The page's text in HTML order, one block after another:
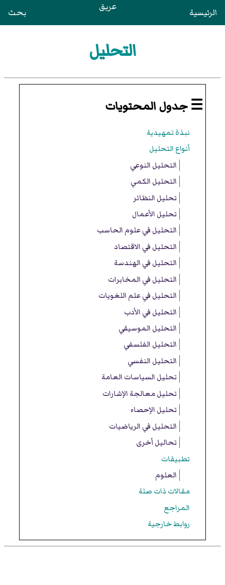
الرئيسية عريق بحث
التحليل
☰ جدول المحتويات
نبذة تمهيدية
أنواع التحليل
التحليل النوعي
التحليل الكمي
تحليل النظائر
تحليل الأعمال
التحليل في علوم الحاسب
التحليل في الاقتصاد
التحليل في الهندسة
التحليل في المخابرات
التحليل في علم اللغويات
التحليل في الأدب
التحليل الموسيقي
التحليل الفلسفي
التحليل النفسي
تحليل السياسات العامة
تحليل معالجة الإشارات
تحليل الإحصاء
التحليل في الرياضيات
تحاليل أخرى
تطبيقات
العلوم
مقالات ذات صلة
المراجع
روابط خارجية